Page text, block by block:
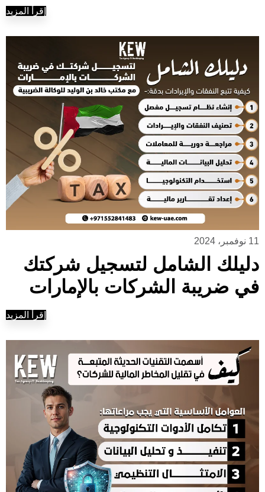
إقرأ المزيد
11 نوفمبر، 2024
دليلك الشامل لتسجيل شركتك
في ضريبة الشركات بالإمارات
إقرأ المزيد